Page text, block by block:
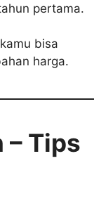
pertama.
bisa
harga.
– Tips